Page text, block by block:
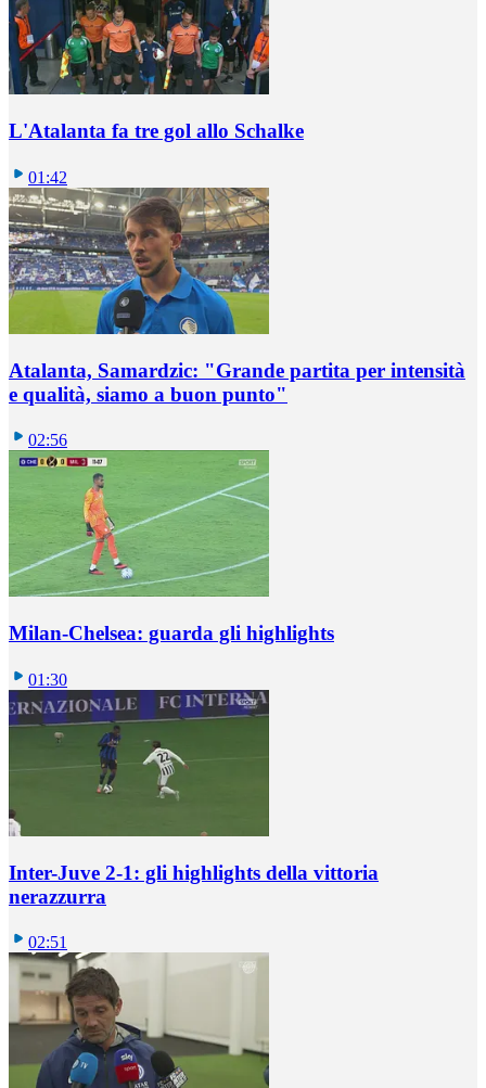
L'Atalanta fa tre gol allo Schalke
01:42
Atalanta, Samardzic: "Grande partita per intensità
e qualità, siamo a buon punto"
02:56
Milan-Chelsea: guarda gli highlights
01:30
Inter-Juve 2-1: gli highlights della vittoria
nerazzurra
02:51